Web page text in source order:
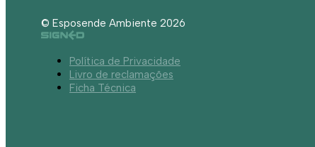
© Esposende Ambiente 2026
Política de Privacidade
Livro de reclamações
Ficha Técnica